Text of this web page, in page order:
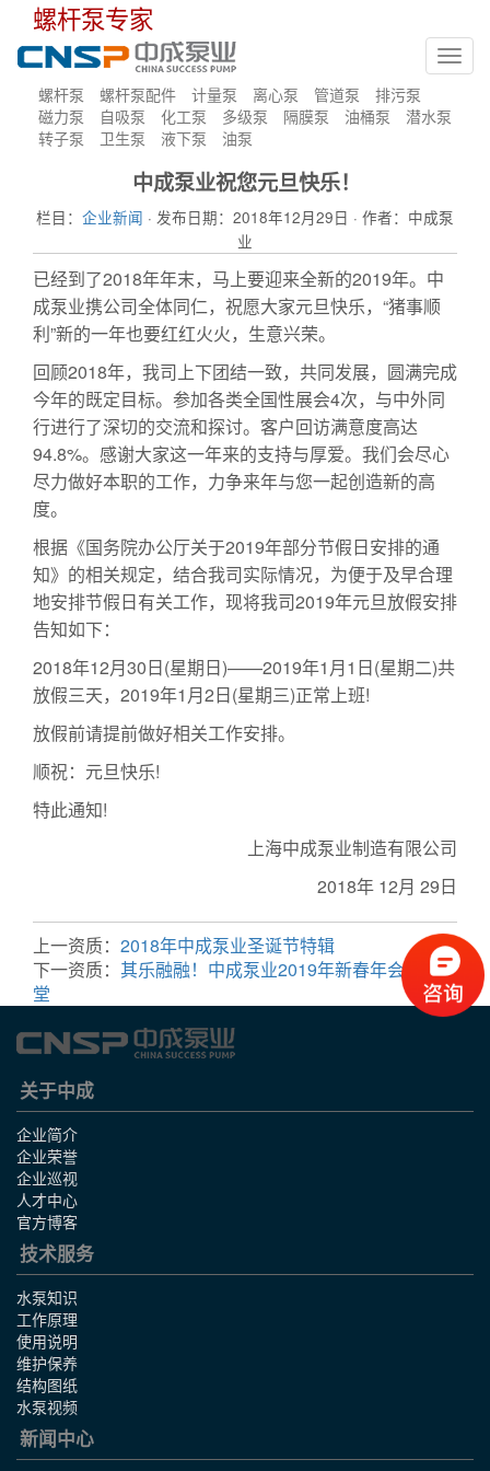
螺杆泵专家
螺杆泵 螺杆泵配件 计量泵 离心泵 管道泵
排污泵
磁力泵
自吸泵 化工泵 多级泵 隔膜泵 油桶泵
潜水泵
转子泵
卫生泵 液下泵 油泵
中成泵业祝您元旦快乐！
栏目： 企业新闻 · 发布日期：2018年12月29日 · 作者：中成泵
业
已经到了2018年年末，马上要迎来全新的2019年。中
成泵业携公司全体同仁，祝愿大家元旦快乐，“猪事顺
利”新的一年也要红红火火，生意兴荣。
回顾2018年，我司上下团结一致，共同发展，圆满完成
今年的既定目标。参加各类全国性展会4次，与中外同
行进行了深切的交流和探讨。客户回访满意度高达
94.8%。感谢大家这一年来的支持与厚爱。我们会尽心
尽力做好本职的工作，力争来年与您一起创造新的高
度。
根据《国务院办公厅关于2019年部分节假日安排的通
知》的相关规定，结合我司实际情况，为便于及早合理
地安排节假日有关工作，现将我司2019年元旦放假安排
告知如下：
2018年12月30日(星期日)——2019年1月1日(星期二)共
放假三天，2019年1月2日(星期三)正常上班!
放假前请提前做好相关工作安排。
顺祝：元旦快乐!
特此通知!
上海中成泵业制造有限公司
2018年 12月 29日
上一资质： 2018年中成泵业圣诞节特辑
下一资质： 其乐融融！中成泵业2019年新春年会欢聚一
堂
关于中成
企业简介
企业荣誉
企业巡视
人才中心
官方博客
技术服务
水泵知识
工作原理
使用说明
维护保养
结构图纸
水泵视频
新闻中心